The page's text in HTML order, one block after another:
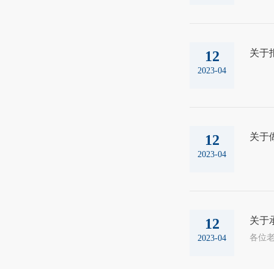
12
2023-04
关于
12
2023-04
关于
12
2023-04
关于
各位